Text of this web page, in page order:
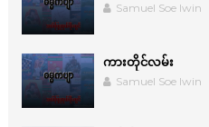
Samuel Soe lwin
ကားတိုင်လမ်း
Samuel Soe lwin